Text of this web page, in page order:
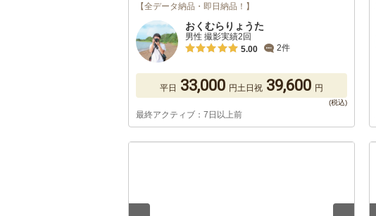
【全データ納品・即日納品！】
おくむらりょうた
男性 撮影実績2回
5.00
2件
平日 33,000 円土日祝 39,600 円
最終アクティブ：7日以上前